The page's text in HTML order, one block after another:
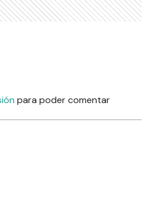
para poder comentar